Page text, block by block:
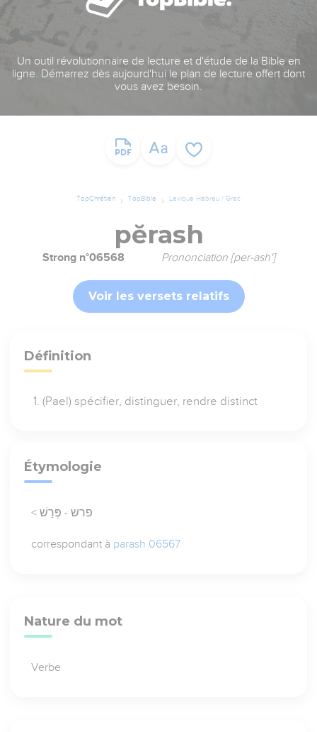
Un outil révolutionnaire de lecture et d'étude de la Bible en
ligne. Démarrez dès aujourd'hui le plan de lecture offert dont
vous avez besoin.
TopChrétien TopBible Lexique Hébreu / Grec
pĕrash
Strong n°06568 Prononciation [per-ash']
Voir les versets relatifs
Définition
(Pael) spécifier, distinguer, rendre distinct
Étymologie
< פרש - פְּרַשׁ
correspondant à parash 06567
Nature du mot
Verbe